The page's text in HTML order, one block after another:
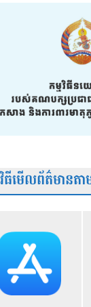
ធីមើលព័ត៌មានតា